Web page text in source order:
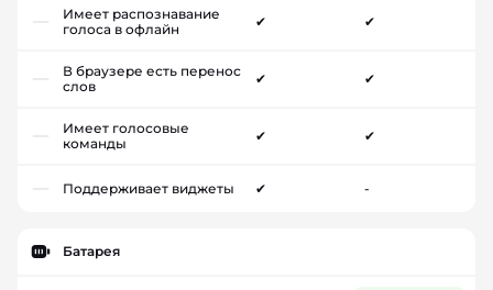
Имеет распознавание
голоса в офлайн
✔ ✔
В браузере есть перенос
слов
✔ ✔
Имеет голосовые
команды
✔ ✔
Поддерживает виджеты ✔ -
Батарея